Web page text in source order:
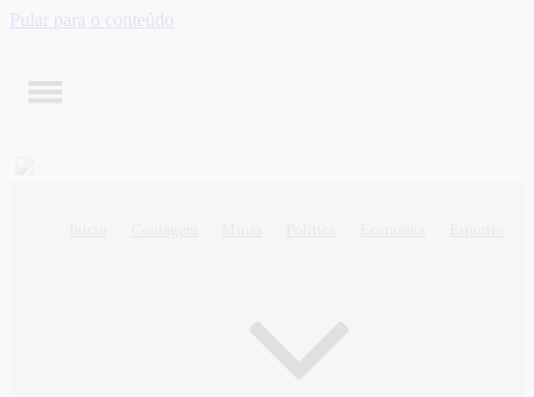
Pular para o conteúdo